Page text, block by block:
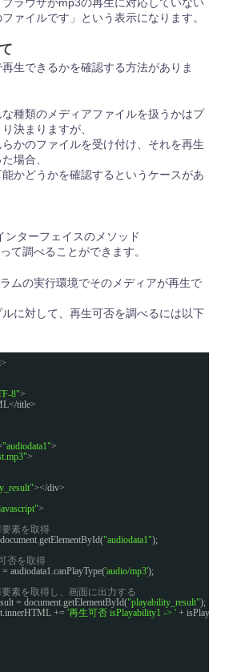
ラウザがmp3の再生に対応していない
ァイルです」という表示になります。
生できるかを確認する方法がありま
種類のメディアファイルを扱うかはプ
決まりますが、
かのファイルを受け付け、それを再生
場合、
かどうかを確認するというケースがあ
ンターフェイスのメソッド
て調べることができます。
ムの実行環境でそのメディアが再生で
に対して、再生可否を調べるには以下
8">
title>
"audiodata1">
>
></div>
>
素を取得
"audiodata1");
否を取得
audiodata1.canPlayType('audio/mp3');
素を取得し、画面に出力する
= document.getElementById("playability_result");
+= '再生可否 isPlayability1 -> ' +